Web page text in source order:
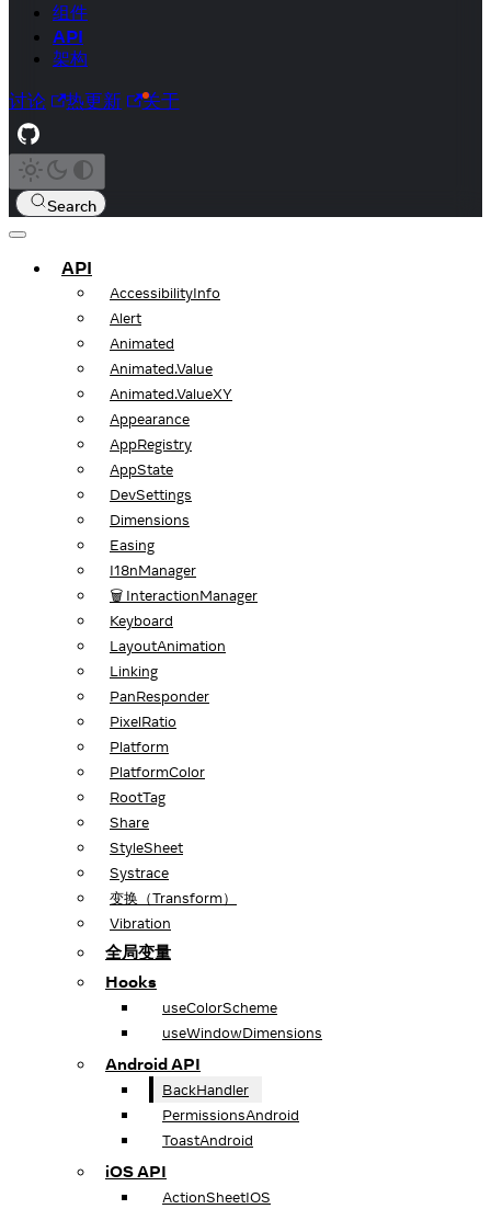
组件
API
架构
讨论 热更新 关于
Search
API
AccessibilityInfo
Alert
Animated
Animated.Value
Animated.ValueXY
Appearance
AppRegistry
AppState
DevSettings
Dimensions
Easing
I18nManager
🗑️ InteractionManager
Keyboard
LayoutAnimation
Linking
PanResponder
PixelRatio
Platform
PlatformColor
RootTag
Share
StyleSheet
Systrace
变换（Transform）
Vibration
全局变量
Hooks
useColorScheme
useWindowDimensions
Android API
BackHandler
PermissionsAndroid
ToastAndroid
iOS API
ActionSheetIOS